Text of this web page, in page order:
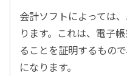
会計ソフトによっては
ります。これは、電子
ることを証明するもの
になります。